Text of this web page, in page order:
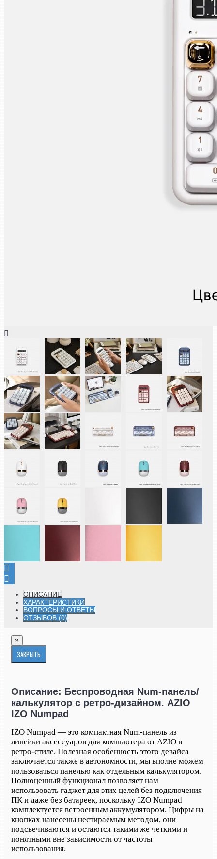
ОПИСАНИЕ
ХАРАКТЕРИСТИКИ
ВОПРОСЫ И ОТВЕТЫ
ОТЗЫВОВ (0)
×
ЗАКРЫТЬ
Описание: Беспроводная Num-панель/
калькулятор с ретро-дизайном. AZIO
IZO Numpad
IZO Numpad — это компактная Num-панель из
линейки аксессуаров для компьютера от AZIO в
ретро-стиле. Полезная особенность этого девайса
заключается также в автономности, мы вполне можем
пользоваться панелью как отдельным калькулятором.
Полноценный функционал позволяет нам
использовать гаджет для этих целей без подключения
ПК и даже без батареек, поскольку IZO Numpad
комплектуется встроенным аккумулятором. Цифры на
кнопках нанесены нестираемым методом, они
подсвечиваются и остаются такими же четкими и
понятными вне зависимости от частоты
использования.